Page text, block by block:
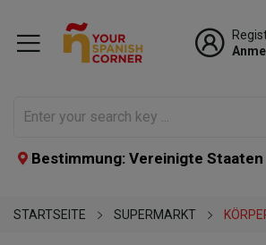
Bestimmung: Vereinigte Staaten
STARTSEITE SUPERMARKT